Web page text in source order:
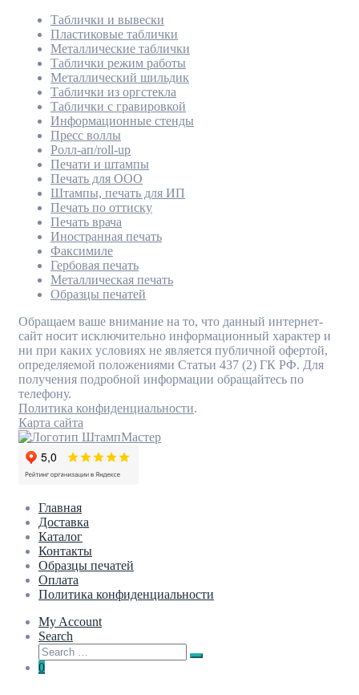
Таблички и вывески
Пластиковые таблички
Металлические таблички
Таблички режим работы
Металлический шильдик
Таблички из оргстекла
Таблички с гравировкой
Информационные стенды
Пресс воллы
Ролл-ап/roll-up
Печати и штампы
Печать для ООО
Штампы, печать для ИП
Печать по оттиску
Печать врача
Иностранная печать
Факсимиле
Гербовая печать
Металлическая печать
Образцы печатей
Обращаем ваше внимание на то, что данный интернет-
сайт носит исключительно информационный характер и
ни при каких условиях не является публичной офертой,
определяемой положениями Статьи 437 (2) ГК РФ. Для
получения подробной информации обращайтесь по
телефону.
Политика конфиденциальности.
Карта сайта
Главная
Доставка
Каталог
Контакты
Образцы печатей
Оплата
Политика конфиденциальности
My Account
Search
Search
for:
Search
0